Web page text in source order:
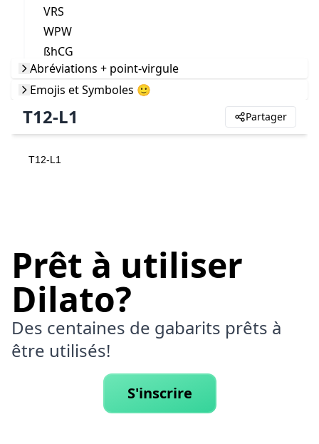
VRS
WPW
ßhCG
Abréviations + point-virgule
Emojis et Symboles 🙂
T12-L1 Partager
T12-L1
Prêt à utiliser
Dilato?
Des centaines de gabarits prêts à
être utilisés!
S'inscrire